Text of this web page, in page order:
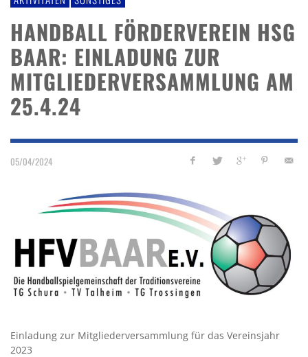
HANDBALL FÖRDERVEREIN HSG
BAAR: EINLADUNG ZUR
MITGLIEDERVERSAMMLUNG AM
25.4.24
05/04/2024
Einladung zur Mitgliederversammlung für das Vereinsjahr
2023